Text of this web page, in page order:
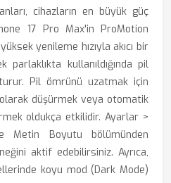
cihazların en büyük güç
17 Pro Max'in ProMotion
yenileme hızıyla akıcı bir
parlaklıkta kullanıldığında pil
Pil ömrünü uzatmak için
olarak düşürmek veya otomatik
oldukça etkilidir. Ayarlar >
Metin Boyutu bölümünden
aktif edebilirsiniz. Ayrıca,
koyu mod (Dark Mode)